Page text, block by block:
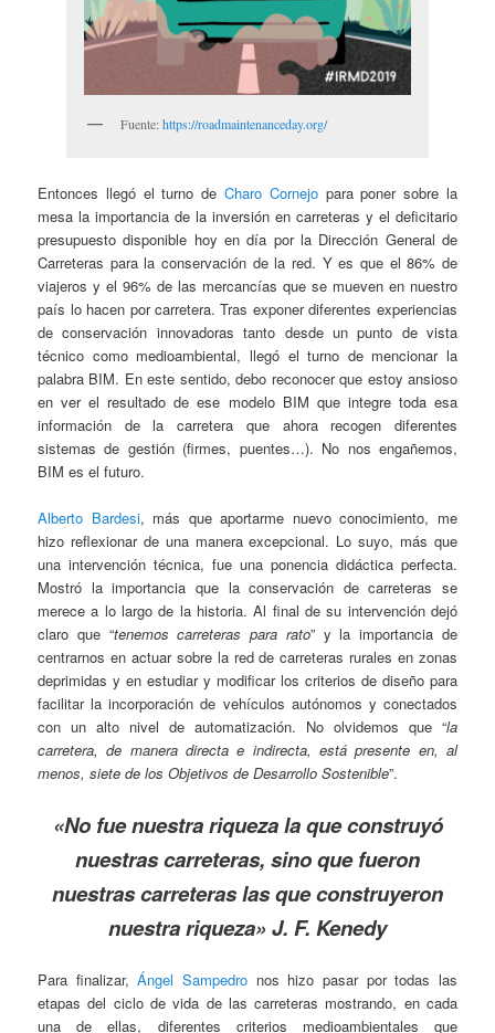
Fuente: https://roadmaintenanceday.org/
Entonces llegó el turno de Charo Cornejopara poner sobre la
mesa la importancia de la inversión en carreteras y el deficitario
presupuesto disponible hoy en día por la Dirección General de
Carreteras para la conservación de la red. Y es que el 86% de
viajeros y el 96% de las mercancías que se mueven en nuestro
país lo hacen por carretera. Tras exponer diferentes experiencias
de conservación innovadoras tanto desde un punto de vista
técnico como medioambiental, llegó el turno de mencionar la
palabra BIM. En este sentido, debo reconocer que estoy ansioso
en ver el resultado de ese modelo BIM que integre toda esa
información de la carretera que ahora recogen diferentes
sistemas de gestión (firmes, puentes…). No nos engañemos,
BIM es el futuro.
Alberto Bardesi, más que aportarme nuevo conocimiento, me
hizo reflexionar de una manera excepcional. Lo suyo, más que
una intervención técnica, fue una ponencia didáctica perfecta.
Mostró la importancia que la conservación de carreteras se
merece a lo largo de la historia. Al final de su intervención dejó
claro que “tenemos carreteras para rato” y la importancia de
centrarnos en actuar sobre la red de carreteras rurales en zonas
deprimidas y en estudiar y modificar los criterios de diseño para
facilitar la incorporación de vehículos autónomos y conectados
con un alto nivel de automatización. No olvidemos que “la
carretera, de manera directa e indirecta, está presente en, al
menos, siete de los Objetivos de Desarrollo Sostenible”.
«No fue nuestra riqueza la que construyó
nuestras carreteras, sino que fueron
nuestras carreteras las que construyeron
nuestra riqueza» J. F. Kenedy
Para finalizar,Ángel Sampedro nos hizo pasar por todas las
etapas del ciclo de vida de las carreteras mostrando, en cada
una de ellas, diferentes criterios medioambientales que